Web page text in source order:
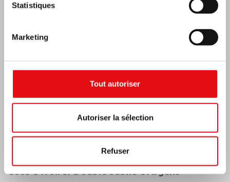
Statistiques
Marketing
Tout autoriser
Autoriser la sélection
Refuser
Côte d’Ivoire: Double Jubilé d’Argent